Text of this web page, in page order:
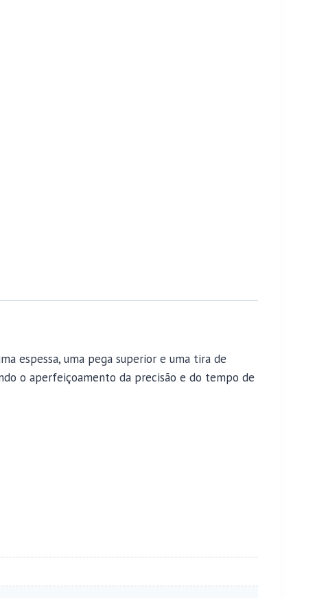
espessa, uma pega superior e uma tira de
o aperfeiçoamento da precisão e do tempo de